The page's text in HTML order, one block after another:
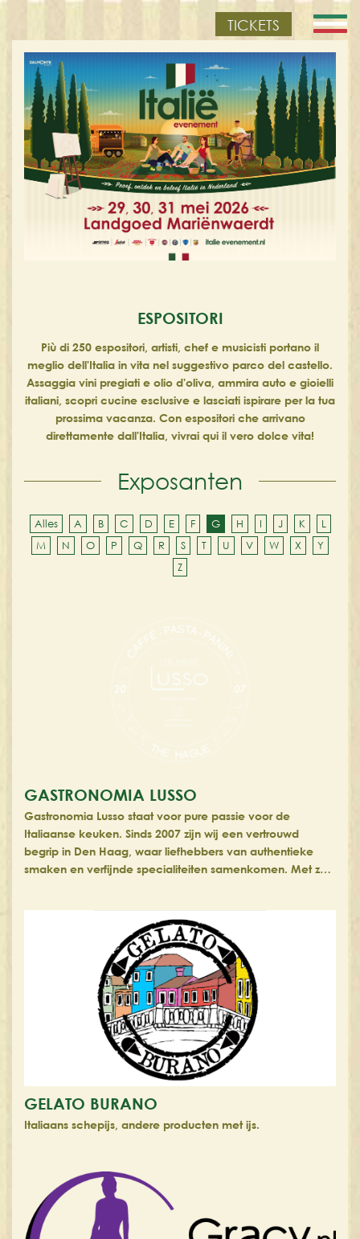
TICKETS
ESPOSITORI
Più di 250 espositori, artisti, chef e musicisti portano il
meglio dell'Italia in vita nel suggestivo parco del castello.
Assaggia vini pregiati e olio d'oliva, ammira auto e gioielli
italiani, scopri cucine esclusive e lasciati ispirare per la tua
prossima vacanza. Con espositori che arrivano
direttamente dall'Italia, vivrai qui il vero dolce vita!
Exposanten
Alles A B C D E F G H I J K
L
M
N O P Q R S T U V W X
Y
Z
GASTRONOMIA LUSSO
Gastronomia Lusso staat voor pure passie voor de
Italiaanse keuken. Sinds 2007 zijn wij een vertrouwd
begrip in Den Haag, waar liefhebbers van authentieke
smaken en verfijnde specialiteiten samenkomen. Met z…
GELATO BURANO
Italiaans schepijs, andere producten met ijs.